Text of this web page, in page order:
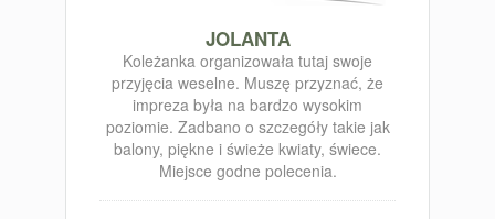
JOLANTA
Koleżanka organizowała tutaj swoje
przyjęcia weselne. Muszę przyznać, że
impreza była na bardzo wysokim
poziomie. Zadbano o szczegóły takie jak
balony, piękne i świeże kwiaty, świece.
Miejsce godne polecenia.